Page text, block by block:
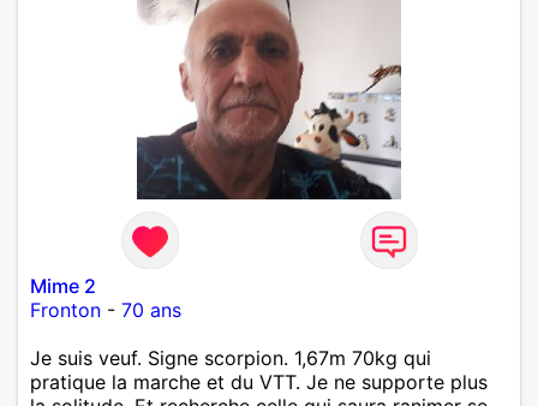
Mime 2
Fronton - 70 ans
Je suis veuf. Signe scorpion. 1,67m 70kg qui
pratique la marche et du VTT. Je ne supporte plus